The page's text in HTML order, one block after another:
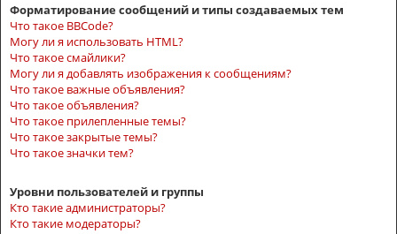
Форматирование сообщений и типы создаваемых тем
Что такое BBCode?
Могу ли я использовать HTML?
Что такое смайлики?
Могу ли я добавлять изображения к сообщениям?
Что такое важные объявления?
Что такое объявления?
Что такое прилепленные темы?
Что такое закрытые темы?
Что такое значки тем?
Уровни пользователей и группы
Кто такие администраторы?
Кто такие модераторы?